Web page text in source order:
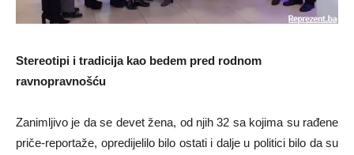
Stereotipi i tradicija kao bedem pred rodnom
ravnopravnošću
Zanimljivo je da se devet žena, od njih 32 sa kojima su rađene
priče-reportaže, opredijelilo bilo ostati i dalje u politici bilo da su